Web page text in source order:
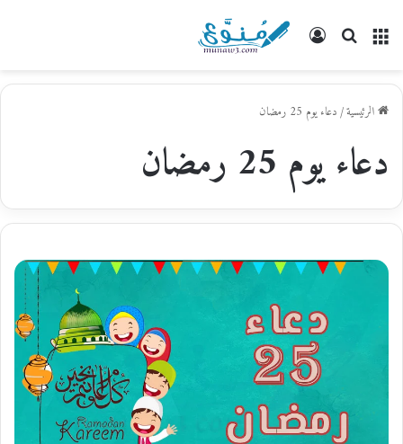
القائمة
بحث
تسجيل
الرئيسية/دعاء يوم 25 رمضان
دعاء يوم 25 رمضان